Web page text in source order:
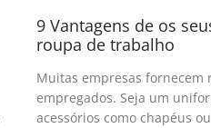
9 Vantagens de os
roupa de trabalho
Muitas empresas fornecem
empregados. Seja um
acessórios como chapéus